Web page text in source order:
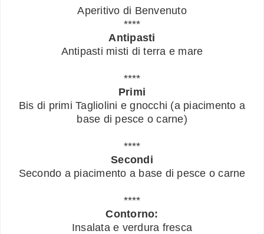
Aperitivo di Benvenuto
****
Antipasti
Antipasti misti di terra e mare
****
Primi
Bis di primi Tagliolini e gnocchi (a piacimento a
base di pesce o carne)
****
Secondi
Secondo a piacimento a base di pesce o carne
****
Contorno:
Insalata e verdura fresca